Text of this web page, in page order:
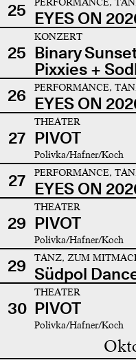
25 EYES ON
25
KONZERT
Binary
Pixxies +
26
PERFORMANCE,
EYES ON
27
THEATER
PIVOT
Polivka/Hafner/Koch
27 PERFORMANCE,
EYES ON
29
THEATER
PIVOT
Polivka/Hafner/Koch
29 TANZ, ZUM
Südpol
30
THEATER
PIVOT
Polivka/Hafner/Koch